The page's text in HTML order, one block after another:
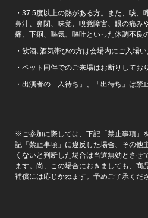
・37.5度以上の熱がある方。また、咳、
鼻汁、鼻閉、味覚、嗅覚障害、眼の痛み
痛、下痢、嘔気、嘔吐といった体調不良
・飲酒､酒気帯びの方は会場内にご入場い
・ペット同伴でのご来場はお断りしてお
・出演者の「入待ち」、「出待ち」は禁
※ご参加に際しては、下記「禁止事項」
記「禁止事項」に違反した場合、その他
くないと判断した場合は当選無効とさせ
ます。尚、この場合におきましても、商
補償には応じかねます。予めご了承くだ